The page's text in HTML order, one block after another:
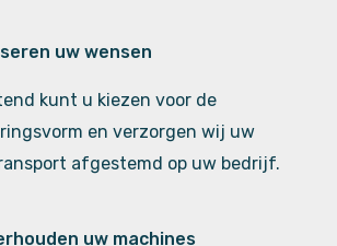
uw wensen
kunt u kiezen voor de
en verzorgen wij uw
afgestemd op uw bedrijf.
uw machines